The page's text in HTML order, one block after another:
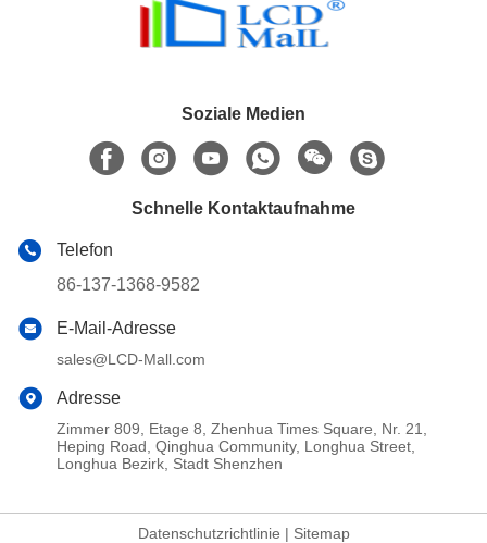
Soziale Medien
Schnelle Kontaktaufnahme
Telefon
86-137-1368-9582
E-Mail-Adresse
sales@LCD-Mall.com
Adresse
Zimmer 809, Etage 8, Zhenhua Times Square, Nr. 21,
Heping Road, Qinghua Community, Longhua Street,
Longhua Bezirk, Stadt Shenzhen
Datenschutzrichtlinie | Sitemap